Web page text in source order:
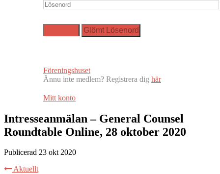
Föreningshuset
Ännu inte medlem? Registrera dig här
Mitt konto
Intresseanmälan – General Counsel
Roundtable Online, 28 oktober 2020
Publicerad 23 okt 2020
Aktuellt